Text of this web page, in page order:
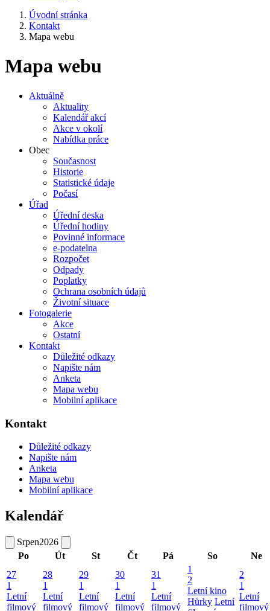
Úvodní stránka
Kontakt
Mapa webu
Mapa webu
Aktuálně
Aktuality
Kalendář akcí
Akce v okolí
Nabídka práce
Obec
Současnost
Historie
Statistické údaje
Počasí
Úřad
Úřední deska
Úřední hodiny
Povinné informace
e-podatelna
Rozpočet
Odpady
Poplatky
Ochrana osobních údajů
Životní situace
Fotogalerie
Akce
Ostatní
Kontakt
Důležité odkazy
Napište nám
Anketa
Mapa webu
Mobilní aplikace
Kontakt
Důležité odkazy
Napište nám
Anketa
Mapa webu
Mobilní aplikace
Kalendář
Srpen2026
Po
Út St Čt Pá So
Ne
27
1
Letní
filmový
28
1
Letní
filmový
29
1
Letní
filmový
30
1
Letní
filmový
31
1
Letní
filmový
1
2
Letní kino
Hůrky Letní
2
1
Letní
filmový